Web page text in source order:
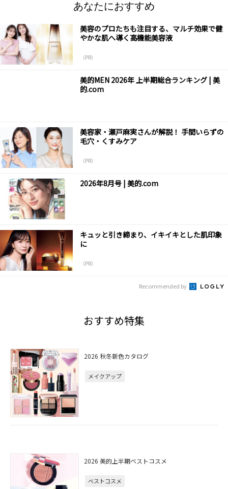
あなたにおすすめ
美容のプロたちも注目する、マルチ効果で健
やかな肌へ導く高機能美容液
（PR）
美的MEN 2026年 上半期総合ランキング | 美
的.com
美容家・瀬戸麻実さんが解説！ 手間いらずの
毛穴・くすみケア
（PR）
2026年8月号 | 美的.com
キュッと引き締まり、イキイキとした肌印象
に
（PR）
Recommended by
おすすめ特集
2026 秋冬新色カタログ
メイクアップ
2026 美的上半期ベストコスメ
ベストコスメ